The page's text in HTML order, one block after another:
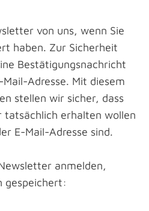
von uns, wenn Sie
haben. Zur Sicherheit
Bestätigungsnachricht
Adresse. Mit diesem
stellen wir sicher, dass
tatsächlich erhalten wollen
E-Mail-Adresse sind.
anmelden,
gespeichert: